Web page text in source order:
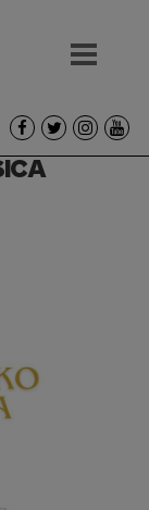
Redes
sociales